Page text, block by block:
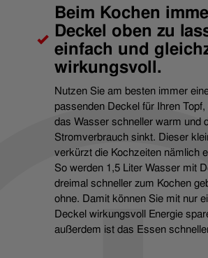
Beim Kochen
Deckel oben zu
einfach und
wirkungsvoll.
Nutzen Sie am besten immer
passenden Deckel für Ihren
das Wasser schneller warm und
Stromverbrauch sinkt. Dieser
verkürzt die Kochzeiten nämlich
So werden 1,5 Liter Wasser mit
dreimal schneller zum Kochen
ohne. Damit können Sie mit nur
Deckel wirkungsvoll Energie
außerdem ist das Essen